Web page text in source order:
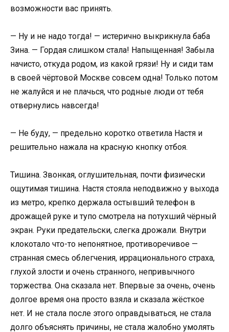
возможности вас принять.
— Ну и не надо тогда! — истерично выкрикнула баба
Зина. — Гордая слишком стала! Напыщенная! Забыла
начисто, откуда родом, из какой грязи! Ну и сиди там
в своей чёртовой Москве совсем одна! Только потом
не жалуйся и не плачься, что родные люди от тебя
отвернулись навсегда!
— Не буду, — предельно коротко ответила Настя и
решительно нажала на красную кнопку отбоя.
Тишина. Звонкая, оглушительная, почти физически
ощутимая тишина. Настя стояла неподвижно у выхода
из метро, крепко держала остывший телефон в
дрожащей руке и тупо смотрела на потухший чёрный
экран. Руки предательски, слегка дрожали. Внутри
клокотало что-то непонятное, противоречивое —
странная смесь облегчения, иррационального страха,
глухой злости и очень странного, непривычного
торжества. Она сказала нет. Впервые за очень, очень
долгое время она просто взяла и сказала жёсткое
нет. И не стала после этого оправдываться, не стала
долго объяснять причины, не стала жалобно умолять